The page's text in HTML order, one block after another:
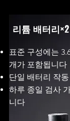
리튬 배터리×2
표준 구성에는
개가 포함됩니다
단일 배터리 작
하루 종일 검사
니다